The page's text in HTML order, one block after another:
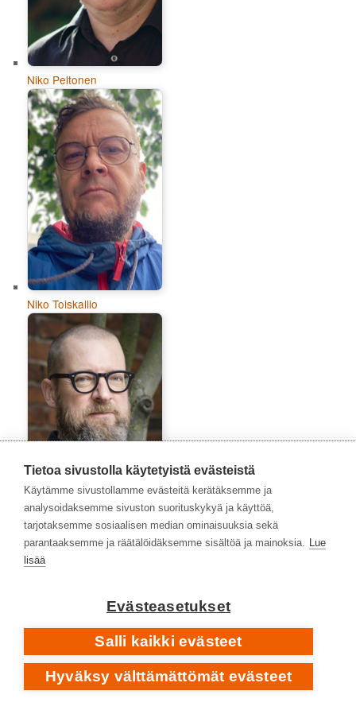
Niko Peltonen
Niko Toiskallio
Timo Kalevi Forss
Tietoa sivustolla käytetyistä evästeistä
Käytämme sivustollamme evästeitä kerätäksemme ja
analysoidaksemme sivuston suorituskykyä ja käyttöä,
tarjotaksemme sosiaalisen median ominaisuuksia sekä
parantaaksemme ja räätälöidäksemme sisältöä ja mainoksia. Lue
lisää
Evästeasetukset
Salli kaikki evästeet
Hyväksy välttämättömät evästeet